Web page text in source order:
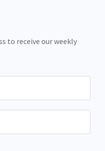
to receive our weekly